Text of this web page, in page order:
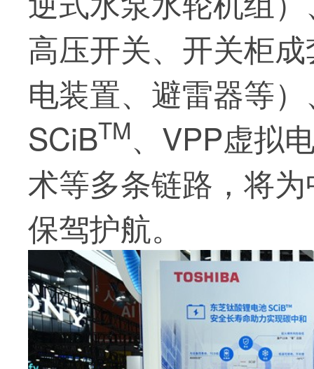
高压开关、开关柜
电装置、避雷器等
SCiBTM、VPP虚拟
术等多条链路，将
保驾护航。